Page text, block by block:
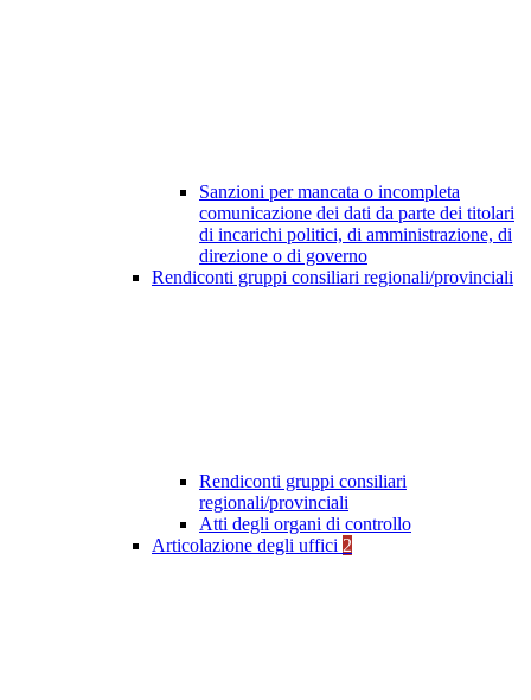
Sanzioni per mancata o incompleta
comunicazione dei dati da parte dei titolari
di incarichi politici, di amministrazione, di
direzione o di governo
Rendiconti gruppi consiliari regionali/provinciali
Rendiconti gruppi consiliari
regionali/provinciali
Atti degli organi di controllo
Articolazione degli uffici 2